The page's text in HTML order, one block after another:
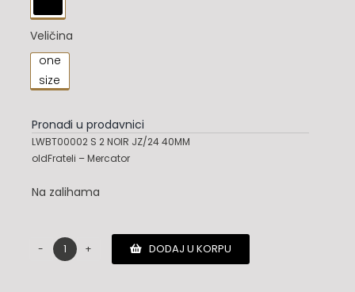
Veličina
one
size
Pronađi u prodavnici
LWBT00002 S 2 NOIR JZ/24 40MM
oldFrateli – Mercator
Na zalihama
Zadig
DODAJ U KORPU